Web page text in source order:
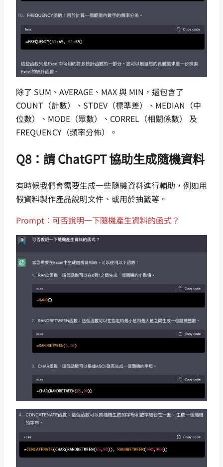
除了 SUM、AVERAGE、MAX 與 MIN，還包含了
COUNT（計數）、STDEV（標準差）、MEDIAN（中
位數）、MODE（眾數）、CORREL（相關係數） 及
FREQUENCY（頻率分佈）。
Q8：請 ChatGPT 協助生成隨機資料
有時候我們會需要生成一些隨機資料進行輔助，例如用
假資料製作產品說明文件、或用於抽籤等。
Prompt：可否說明一下隨機產生資料的函式？